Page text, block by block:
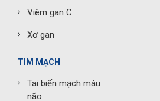
Viêm gan C
Xơ gan
TIM MẠCH
Tai biến mạch máu
não